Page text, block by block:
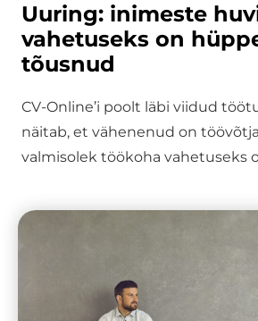
Uuring: inimeste
vahetuseks on
tõusnud
CV-Online’i poolt läbi viidud
näitab, et vähenenud on
valmisolek töökoha vahetuseks